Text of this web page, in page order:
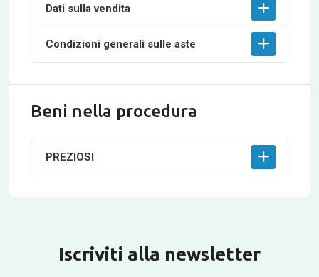
Dati sulla vendita
Condizioni generali sulle aste
Beni nella procedura
PREZIOSI
Iscriviti alla newsletter